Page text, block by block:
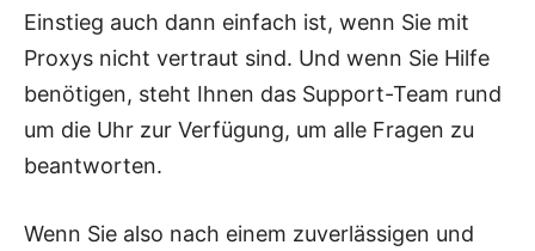
Einstieg auch dann einfach ist, wenn Sie mit
Proxys nicht vertraut sind. Und wenn Sie Hilfe
benötigen, steht Ihnen das Support-Team rund
um die Uhr zur Verfügung, um alle Fragen zu
beantworten.
Wenn Sie also nach einem zuverlässigen und